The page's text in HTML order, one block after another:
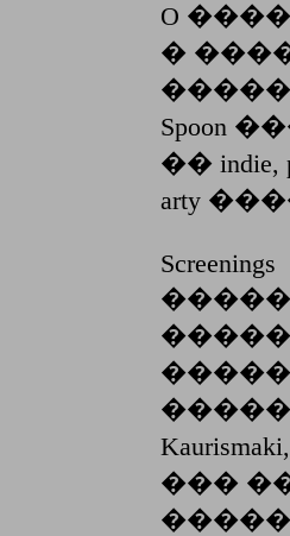
O
�
Spoon
�� indie,
arty
Screenings
���